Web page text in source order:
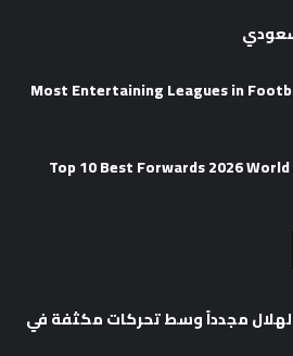
2026 Most Entertaining Leagues in
Top 10 Best Forwards 2026
الهلال مجدداً وسط تحركات مكثفة في